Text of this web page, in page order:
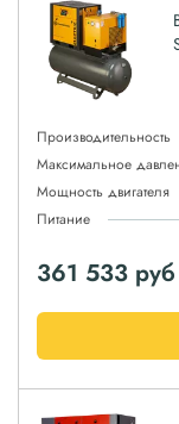
Производительность
Максимальное
Мощность двигателя
Питание
361 533 руб